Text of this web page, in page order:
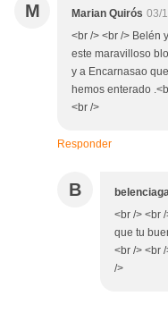
M Marian Quirós 03/
<br /> <br /> Belén
este maravilloso
y a Encarnasao
hemos enterado
<br />
Responder
B
<br /> <br
que tu
<br /> <br
/>